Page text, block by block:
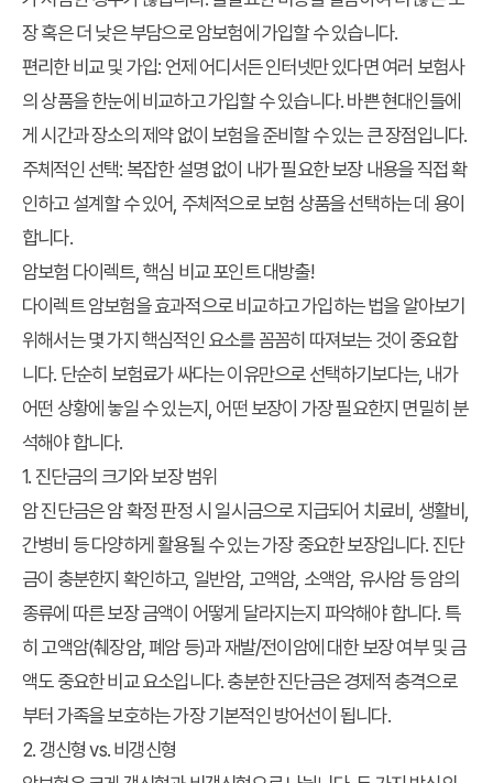
장 혹은 더 낮은 부담으로 암보험에 가입할 수 있습니다.
편리한 비교 및 가입: 언제 어디서든 인터넷만 있다면 여러 보험사
의 상품을 한눈에 비교하고 가입할 수 있습니다. 바쁜 현대인들에
게 시간과 장소의 제약 없이 보험을 준비할 수 있는 큰 장점입니다.
주체적인 선택: 복잡한 설명 없이 내가 필요한 보장 내용을 직접 확
인하고 설계할 수 있어, 주체적으로 보험 상품을 선택하는 데 용이
합니다.
암보험 다이렉트, 핵심 비교 포인트 대방출!
다이렉트 암보험을 효과적으로 비교하고 가입하는 법을 알아보기
위해서는 몇 가지 핵심적인 요소를 꼼꼼히 따져보는 것이 중요합
니다. 단순히 보험료가 싸다는 이유만으로 선택하기보다는, 내가
어떤 상황에 놓일 수 있는지, 어떤 보장이 가장 필요한지 면밀히 분
석해야 합니다.
1. 진단금의 크기와 보장 범위
암 진단금은 암 확정 판정 시 일시금으로 지급되어 치료비, 생활비,
간병비 등 다양하게 활용될 수 있는 가장 중요한 보장입니다. 진단
금이 충분한지 확인하고, 일반암, 고액암, 소액암, 유사암 등 암의
종류에 따른 보장 금액이 어떻게 달라지는지 파악해야 합니다. 특
히 고액암(췌장암, 폐암 등)과 재발/전이암에 대한 보장 여부 및 금
액도 중요한 비교 요소입니다. 충분한 진단금은 경제적 충격으로
부터 가족을 보호하는 가장 기본적인 방어선이 됩니다.
2. 갱신형 vs. 비갱신형